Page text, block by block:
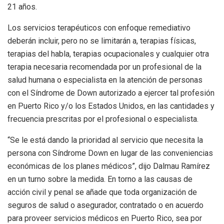
21 años.
Los servicios terapéuticos con enfoque remediativo
deberán incluir, pero no se limitarán a, terapias físicas,
terapias del habla, terapias ocupacionales y cualquier otra
terapia necesaria recomendada por un profesional de la
salud humana o especialista en la atención de personas
con el Síndrome de Down autorizado a ejercer tal profesión
en Puerto Rico y/o los Estados Unidos, en las cantidades y
frecuencia prescritas por el profesional o especialista.
“Se le está dando la prioridad al servicio que necesita la
persona con Síndrome Down en lugar de las conveniencias
económicas de los planes médicos”, dijo Dalmau Ramírez
en un turno sobre la medida. En torno a las causas de
acción civil y penal se añade que toda organización de
seguros de salud o asegurador, contratado o en acuerdo
para proveer servicios médicos en Puerto Rico, sea por